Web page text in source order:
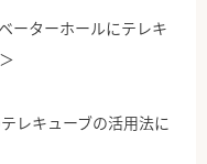
ーターホールにテレキ
レキューブの活用法に